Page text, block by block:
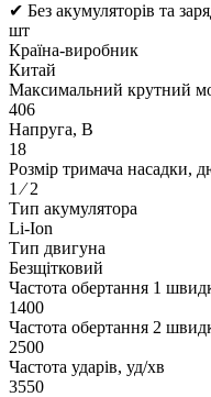
✔ Без акумуляторів та
шт
Країна-виробник
Китай
Максимальний крутний
406
Напруга, В
18
Розмір тримача насадки,
1 ⁄ 2
Тип акумулятора
Li-Ion
Тип двигуна
Безщітковий
Частота обертання 1
1400
Частота обертання 2
2500
Частота ударів, уд/хв
3550